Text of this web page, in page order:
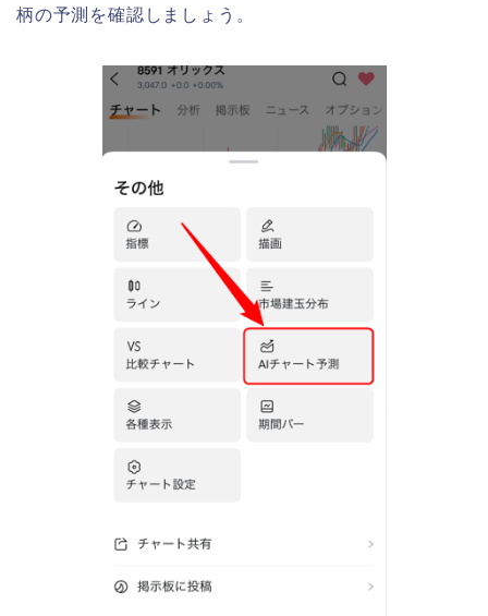
柄の予測を確認しましょう。